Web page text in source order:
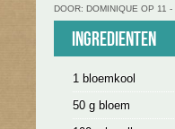
DOOR: DOMINIQUE OP 11
Ingredienten
1 bloemkool
50 g bloem